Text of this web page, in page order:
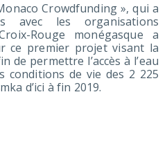
Crowdfunding », qui a
avec les organisations
Rouge monégasque a
ce premier projet visant la
de permettre l’accès à l’eau
conditions de vie des 2 225
d’ici à fin 2019.